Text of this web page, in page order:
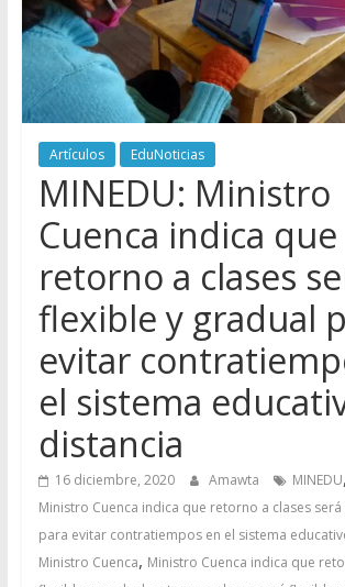
Artículos EduNoticias
MINEDU: Ministro
Cuenca indica que
retorno a clases
flexible y gradual
evitar
el sistema
distancia
16 diciembre, 2020 Amawta MINEDU,
Ministro Cuenca indica que retorno a clases
para evitar contratiempos en el sistema
Ministro Cuenca, Ministro Cuenca indica que